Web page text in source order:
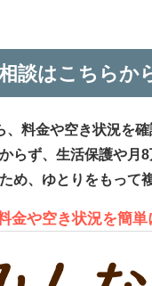
談はこちらか
料金や空き状況を確
ず、生活保護や月
、ゆとりをもって
金や空き状況を簡単